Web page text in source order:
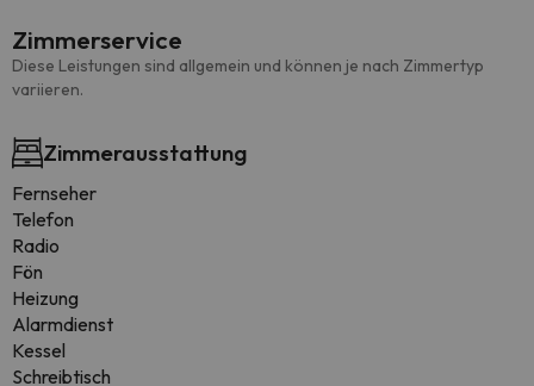
Zimmerservice
Diese Leistungen sind allgemein und können je nach Zimmertyp
variieren.
Zimmerausstattung
Fernseher
Telefon
Radio
Fön
Heizung
Alarmdienst
Kessel
Schreibtisch